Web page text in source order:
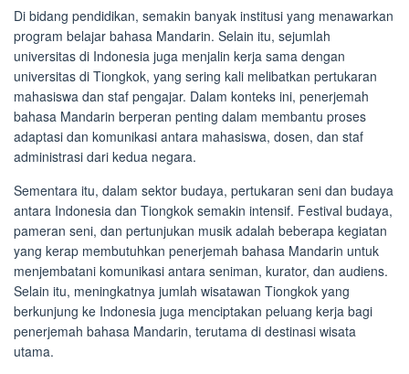
Di bidang pendidikan, semakin banyak institusi yang menawarkan
program belajar bahasa Mandarin. Selain itu, sejumlah
universitas di Indonesia juga menjalin kerja sama dengan
universitas di Tiongkok, yang sering kali melibatkan pertukaran
mahasiswa dan staf pengajar. Dalam konteks ini, penerjemah
bahasa Mandarin berperan penting dalam membantu proses
adaptasi dan komunikasi antara mahasiswa, dosen, dan staf
administrasi dari kedua negara.
Sementara itu, dalam sektor budaya, pertukaran seni dan budaya
antara Indonesia dan Tiongkok semakin intensif. Festival budaya,
pameran seni, dan pertunjukan musik adalah beberapa kegiatan
yang kerap membutuhkan penerjemah bahasa Mandarin untuk
menjembatani komunikasi antara seniman, kurator, dan audiens.
Selain itu, meningkatnya jumlah wisatawan Tiongkok yang
berkunjung ke Indonesia juga menciptakan peluang kerja bagi
penerjemah bahasa Mandarin, terutama di destinasi wisata
utama.